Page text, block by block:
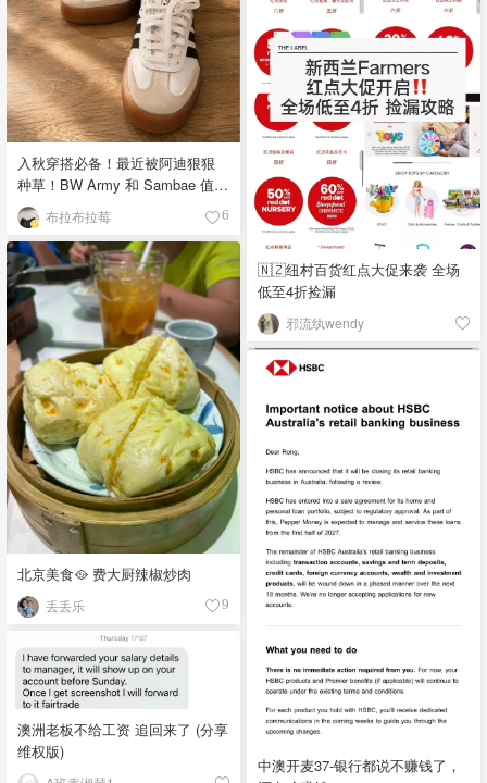
入秋穿搭必备！最近被阿迪狠狠
种草！BW Army 和 Sambae 值得
拥有！布拉布拉莓 6
🇳🇿纽村百货红点大促来袭 全场
低至4折捡漏
邪流纨wendy
北京美食🥘 费大厨辣椒炒肉
丢丢乐 9
中澳开麦37-银行都说不赚钱了，
澳洲老板不给工资 追回来了 (分享
维权版)